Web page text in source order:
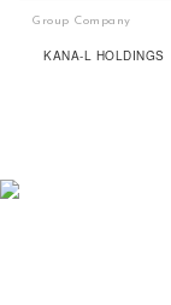
Group Company
KANA-L HOLDINGS